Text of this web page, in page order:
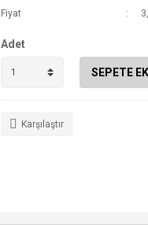
Fiyat
Adet
SEPETE
Karşılaştır